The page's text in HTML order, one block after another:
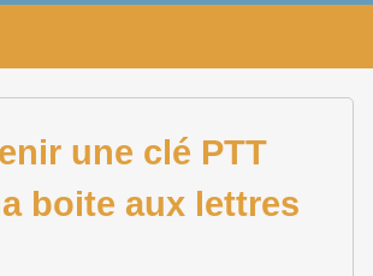
une clé PTT
boite aux lettres